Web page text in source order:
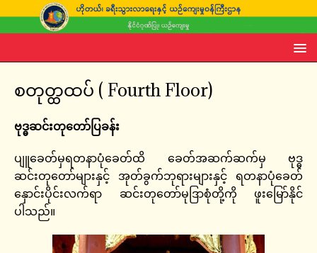
စတုတ္ထထပ် ( Fourth Floor)
ဗုဒ္ဓဆင်းတုတော်ပြခန်း
ပျူခေတ်မှရတနာပုံခေတ်ထိ ခေတ်အဆက်ဆက်မှ ဗုဒ္ဓ
ဆင်းတုတော်များနှင့် အုတ်ခွက်ဘုရားများနှင့် ရတနာပုံခေတ်
နှောင်းပိုင်းလက်ရာ ဆင်းတုတော်မုဒြာစုံတို့ကို ဖူးမြော်နိုင်
ပါသည်။